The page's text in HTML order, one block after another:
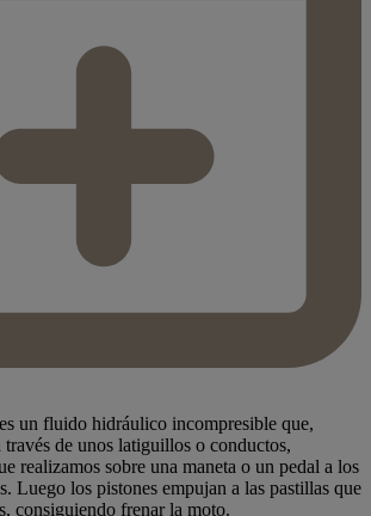
un fluido hidráulico incompresible que,
de unos latiguillos o conductos,
realizamos sobre una maneta o un pedal a los
Luego los pistones empujan a las pastillas que
consiguiendo frenar la moto.